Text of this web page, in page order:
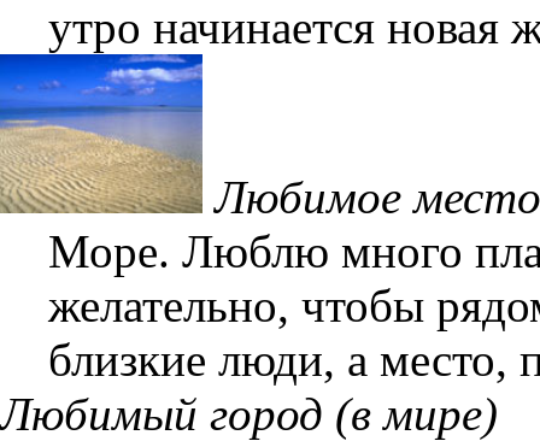
утро начинается новая
Любимое
Море. Люблю много
желательно, чтобы
близкие люди, а место,
Любимый город (в мире)